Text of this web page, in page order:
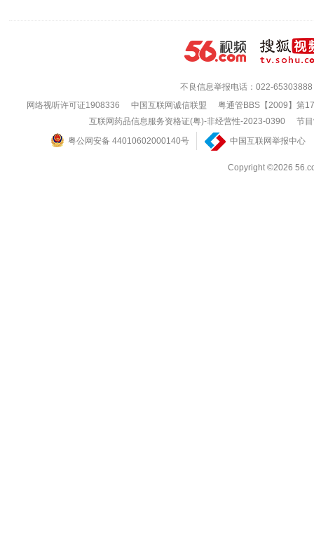
不良信息举报电话：022-65303888
网络视听许可证1908336
中国互联网诚信联盟
粤通管BBS【2009】第
互联网药品信息服务资格证(粤)-非经营性-2023-0390
节
粤公网安备 44010602000140号
中国互联网举报中心
Copyright ©2026